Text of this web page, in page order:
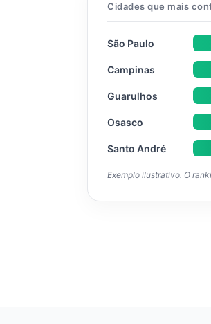
Cidades que mais
São Paulo
Campinas
Guarulhos
Osasco
Santo André
Exemplo ilustrativo. O